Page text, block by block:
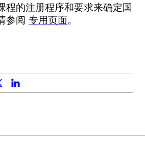
程的注册程序和要求来确定国
参阅 专用页面。
linkedin